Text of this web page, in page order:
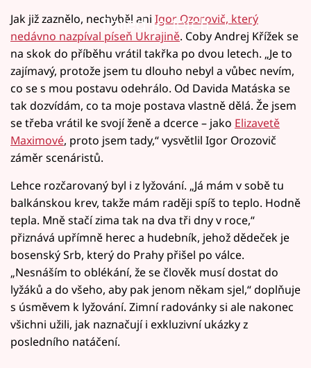
Failed to fetch
Jak již zaznělo, nechyběl ani Igor Ozorovič, který
nedávno nazpíval píseň Ukrajině. Coby Andrej Křížek se
na skok do příběhu vrátil takřka po dvou letech. „Je to
zajímavý, protože jsem tu dlouho nebyl a vůbec nevím,
co se s mou postavu odehrálo. Od Davida Matáska se
tak dozvídám, co ta moje postava vlastně dělá. Že jsem
se třeba vrátil ke svojí ženě a dcerce – jako Elizavetě
Maximové, proto jsem tady,“ vysvětlil Igor Orozovič
záměr scenáristů.
Lehce rozčarovaný byl i z lyžování. „Já mám v sobě tu
balkánskou krev, takže mám raději spíš to teplo. Hodně
tepla. Mně stačí zima tak na dva tři dny v roce,“
přiznává upřímně herec a hudebník, jehož dědeček je
bosenský Srb, který do Prahy přišel po válce.
„Nesnáším to oblékání, že se člověk musí dostat do
lyžáků a do všeho, aby pak jenom někam sjel,“ doplňuje
s úsměvem k lyžování. Zimní radovánky si ale nakonec
všichni užili, jak naznačují i exkluzivní ukázky z
posledního natáčení.